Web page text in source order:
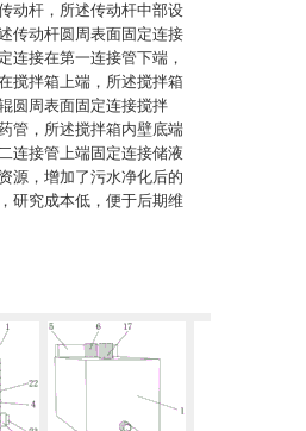
动杆，所述传动杆中部设
传动杆圆周表面固定连接
连接在第一连接管下端，
搅拌箱上端，所述搅拌箱
圆周表面固定连接搅拌
管，所述搅拌箱内壁底端
连接管上端固定连接储液
源，增加了污水净化后的
研究成本低，便于后期维